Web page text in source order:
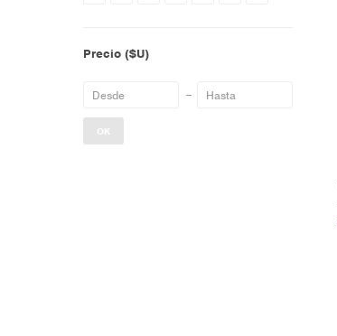
Precio ($U)
OK